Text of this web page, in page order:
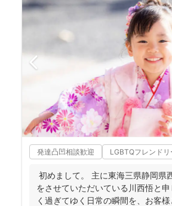
発達凸凹相談歓迎 LGBTQフレンドリ
初めまして。 主に東海三県静岡県
をさせていただいている川西悟と
く過ぎてゆく日常の瞬間を、お客